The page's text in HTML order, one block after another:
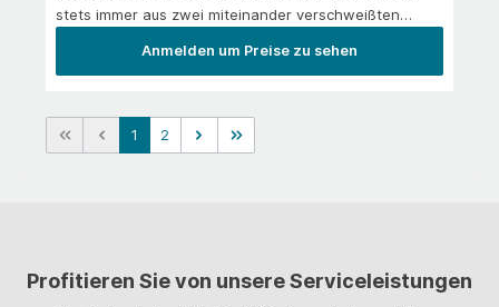
stets immer aus zwei miteinander verschweißten
bruchgefährdet, flexibel und biegsam macht.
Anmelden um Preise zu sehen
1 2
Profitieren Sie von unsere Serviceleistungen